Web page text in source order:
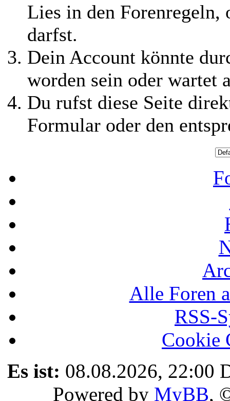
Lies in den Forenregeln,
darfst.
Dein Account könnte
worden sein oder wartet
Du rufst diese Seite
Formular oder den
Alle Foren
RSS-
Cookie
Es ist: 08.08.2026, 22:00
Powered by MyBB,